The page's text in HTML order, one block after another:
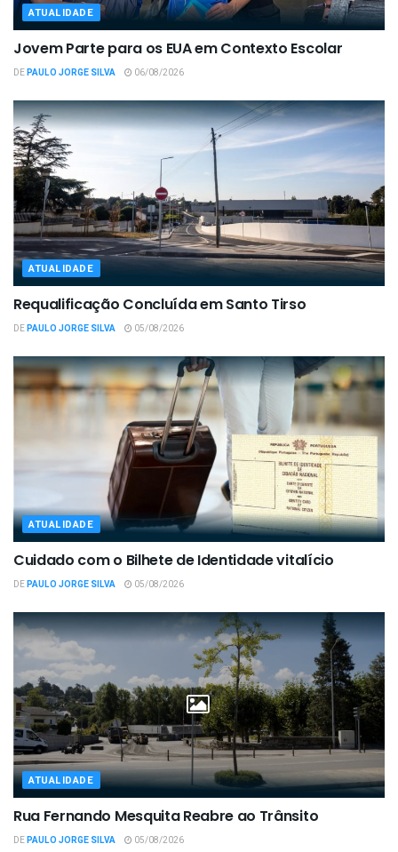
ATUALIDADE
Jovem Parte para os EUA em Contexto Escolar
DEPAULO JORGE SILVA 06/08/2026
ATUALIDADE
Requalificação Concluída em Santo Tirso
DEPAULO JORGE SILVA 05/08/2026
ATUALIDADE
Cuidado com o Bilhete de Identidade vitalício
DEPAULO JORGE SILVA 05/08/2026
ATUALIDADE
Rua Fernando Mesquita Reabre ao Trânsito
DEPAULO JORGE SILVA 05/08/2026